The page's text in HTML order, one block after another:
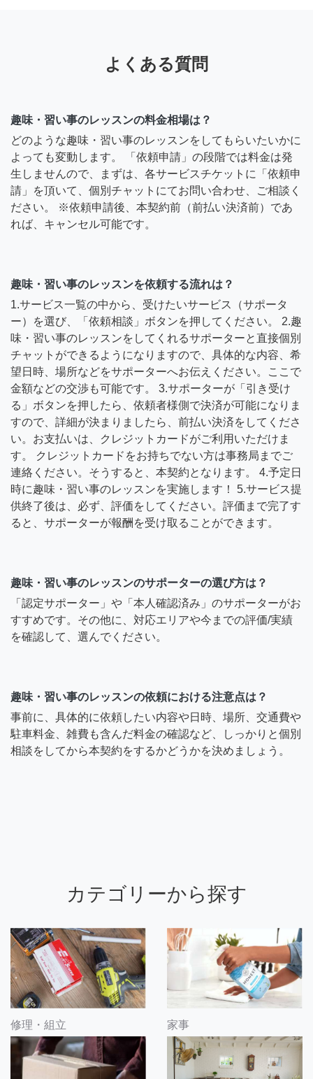
よくある質問
趣味・習い事のレッスンの料金相場は？
どのような趣味・習い事のレッスンをしてもらいたいかに
よっても変動します。 「依頼申請」の段階では料金は発
生しませんので、まずは、各サービスチケットに「依頼申
請」を頂いて、個別チャットにてお問い合わせ、ご相談く
ださい。 ※依頼申請後、本契約前（前払い決済前）であ
れば、キャンセル可能です。
趣味・習い事のレッスンを依頼する流れは？
1.サービス一覧の中から、受けたいサービス（サポータ
ー）を選び、「依頼相談」ボタンを押してください。 2.趣
味・習い事のレッスンをしてくれるサポーターと直接個別
チャットができるようになりますので、具体的な内容、希
望日時、場所などをサポーターへお伝えください。ここで
金額などの交渉も可能です。 3.サポーターが「引き受け
る」ボタンを押したら、依頼者様側で決済が可能になりま
すので、詳細が決まりましたら、前払い決済をしてくださ
い。お支払いは、クレジットカードがご利用いただけま
す。 クレジットカードをお持ちでない方は事務局までご
連絡ください。そうすると、本契約となります。 4.予定日
時に趣味・習い事のレッスンを実施します！ 5.サービス提
供終了後は、必ず、評価をしてください。評価まで完了す
ると、サポーターが報酬を受け取ることができます。
趣味・習い事のレッスンのサポーターの選び方は？
「認定サポーター」や「本人確認済み」のサポーターがお
すすめです。その他に、対応エリアや今までの評価/実績
を確認して、選んでください。
趣味・習い事のレッスンの依頼における注意点は？
事前に、具体的に依頼したい内容や日時、場所、交通費や
駐車料金、雑費も含んだ料金の確認など、しっかりと個別
相談をしてから本契約をするかどうかを決めましょう。
カテゴリーから探す
修理・組立 家事